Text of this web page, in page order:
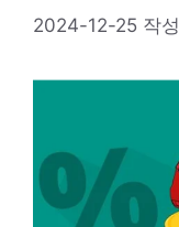
2024-12-25 작